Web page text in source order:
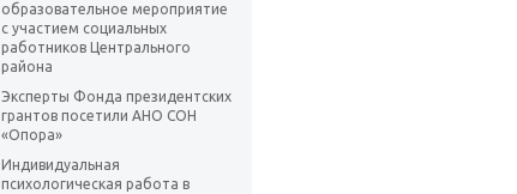
образовательное мероприятие
с участием социальных
работников Центрального
района
Эксперты Фонда президентских
грантов посетили АНО СОН
«Опора»
Индивидуальная
психологическая работа в